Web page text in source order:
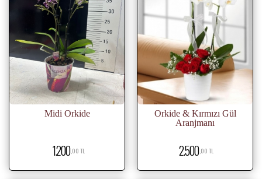
Midi Orkide
1.200,00 TL
Orkide & Kırmızı Gül
Aranjmanı
2.500 ,00 TL